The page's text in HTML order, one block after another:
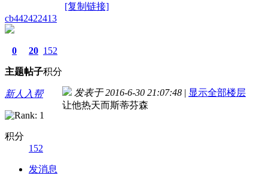
[复制链接]
cb442422413
0
主题
20
帖子
152
积分
新人入帮
积分
152
发消息
发表于 2016-6-30 21:07:48 | 显示全部楼层
让他热天而斯蒂芬森